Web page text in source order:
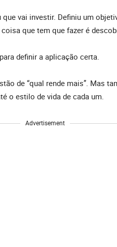
vai investir. Definiu um
que tem que fazer é
definir a aplicação certa.
de “qual rende mais”. Mas
o estilo de vida de cada um.
Advertisement